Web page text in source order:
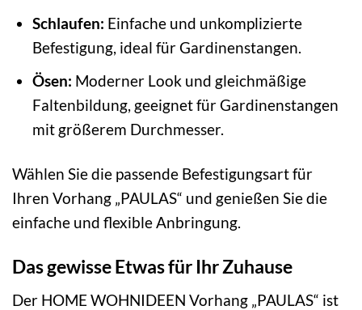
Schlaufen: Einfache und unkomplizierte
Befestigung, ideal für Gardinenstangen.
Ösen: Moderner Look und gleichmäßige
Faltenbildung, geeignet für Gardinenstangen
mit größerem Durchmesser.
Wählen Sie die passende Befestigungsart für
Ihren Vorhang „PAULAS“ und genießen Sie die
einfache und flexible Anbringung.
Das gewisse Etwas für Ihr Zuhause
Der HOME WOHNIDEEN Vorhang „PAULAS“ ist